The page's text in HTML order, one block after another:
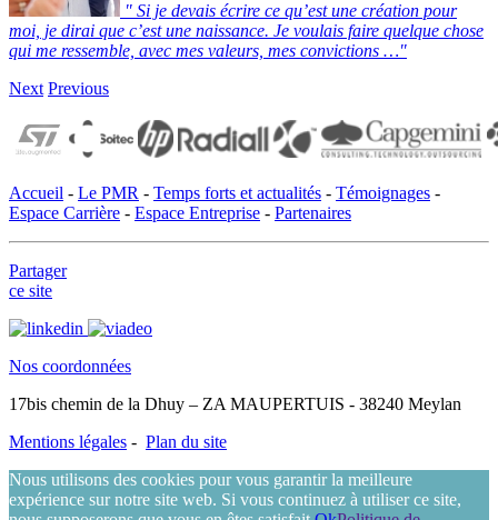
" Si je devais écrire ce qu’est une création pour
moi, je dirai que c’est une naissance. Je voulais faire quelque chose
qui me ressemble, avec mes valeurs, mes convictions …"
Next Previous
Accueil - Le PMR - Temps forts et actualités - Témoignages -
Espace Carrière - Espace Entreprise - Partenaires
Partager
ce site
Nos coordonnées
17bis chemin de la Dhuy – ZA MAUPERTUIS - 38240 Meylan
Mentions légales - Plan du site
Nous utilisons des cookies pour vous garantir la meilleure
expérience sur notre site web. Si vous continuez à utiliser ce site,